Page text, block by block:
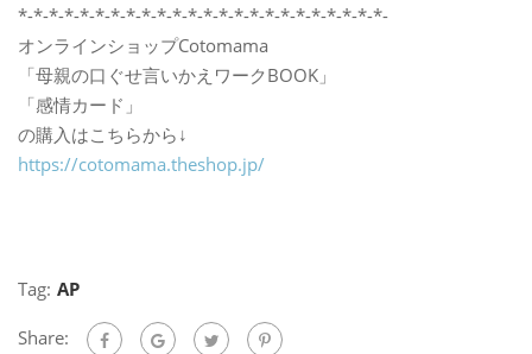
*-*-*-*-*-*-*-*-*-*-*-*-*-*-*-*-*-*-*-*-*-*-*-*-
オンラインショップCotomama
「母親の口ぐせ言いかえワークBOOK」
「感情カード」
の購入はこちらから↓
https://cotomama.theshop.jp/
Tag: AP
Share: